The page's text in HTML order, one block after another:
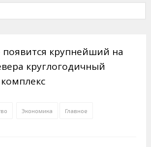
крупнейший на
круглогодичный
Экономика Главное